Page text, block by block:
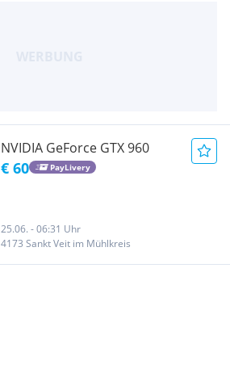
NVIDIA GeForce GTX 960
€ 60 PayLivery
25.06. - 06:31 Uhr
4173 Sankt Veit im Mühlkreis